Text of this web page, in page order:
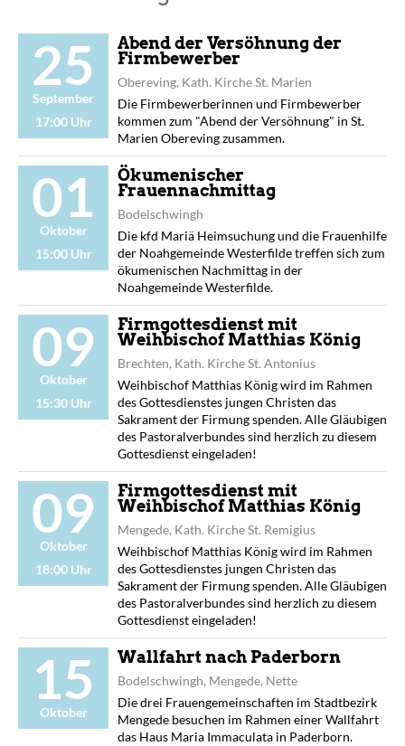
25
September
17:00 Uhr
Abend der Versöhnung der
Firmbewerber
Obereving, Kath. Kirche St. Marien
Die Firmbewerberinnen und Firmbewerber
kommen zum "Abend der Versöhnung" in St.
Marien Obereving zusammen.
01
Oktober
15:00 Uhr
Ökumenischer
Frauennachmittag
Bodelschwingh
Die kfd Mariä Heimsuchung und die Frauenhilfe
der Noahgemeinde Westerfilde treffen sich zum
ökumenischen Nachmittag in der
Noahgemeinde Westerfilde.
09
Oktober
15:30 Uhr
Firmgottesdienst mit
Weihbischof Matthias König
Brechten, Kath. Kirche St. Antonius
Weihbischof Matthias König wird im Rahmen
des Gottesdienstes jungen Christen das
Sakrament der Firmung spenden. Alle Gläubigen
des Pastoralverbundes sind herzlich zu diesem
Gottesdienst eingeladen!
09
Oktober
18:00 Uhr
Firmgottesdienst mit
Weihbischof Matthias König
Mengede, Kath. Kirche St. Remigius
Weihbischof Matthias König wird im Rahmen
des Gottesdienstes jungen Christen das
Sakrament der Firmung spenden. Alle Gläubigen
des Pastoralverbundes sind herzlich zu diesem
Gottesdienst eingeladen!
15
Oktober
Wallfahrt nach Paderborn
Bodelschwingh, Mengede, Nette
Die drei Frauengemeinschaften im Stadtbezirk
Mengede besuchen im Rahmen einer Wallfahrt
das Haus Maria Immaculata in Paderborn.